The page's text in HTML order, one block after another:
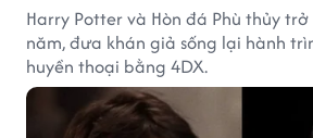
Harry Potter và Hòn đá Phù thủy
năm, đưa khán giả sống lại hành
huyền thoại bằng 4DX.